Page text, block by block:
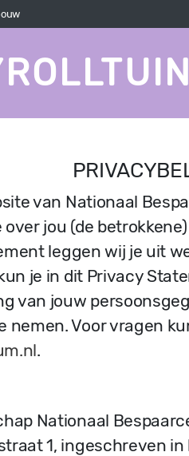
van Nationaal
jou (de
leggen wij je uit
je in dit Privacy
van jouw
nemen. Voor vragen
.
Nationaal
1, ingeschreven